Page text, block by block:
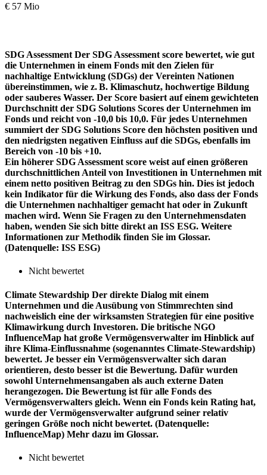
€ 57 Mio
SDG Assessment Der SDG Assessment score bewertet, wie gut
die Unternehmen in einem Fonds mit den Zielen für
nachhaltige Entwicklung (SDGs) der Vereinten Nationen
übereinstimmen, wie z. B. Klimaschutz, hochwertige Bildung
oder sauberes Wasser. Der Score basiert auf einem gewichteten
Durchschnitt der SDG Solutions Scores der Unternehmen im
Fonds und reicht von -10,0 bis 10,0. Für jedes Unternehmen
summiert der SDG Solutions Score den höchsten positiven und
den niedrigsten negativen Einfluss auf die SDGs, ebenfalls im
Bereich von -10 bis +10.
Ein höherer SDG Assessment score weist auf einen größeren
durchschnittlichen Anteil von Investitionen in Unternehmen mit
einem netto positiven Beitrag zu den SDGs hin. Dies ist jedoch
kein Indikator für die Wirkung des Fonds, also dass der Fonds
die Unternehmen nachhaltiger gemacht hat oder in Zukunft
machen wird. Wenn Sie Fragen zu den Unternehmensdaten
haben, wenden Sie sich bitte direkt an ISS ESG. Weitere
Informationen zur Methodik finden Sie im Glossar.
(Datenquelle: ISS ESG)
Nicht bewertet
Climate Stewardship Der direkte Dialog mit einem
Unternehmen und die Ausübung von Stimmrechten sind
nachweislich eine der wirksamsten Strategien für eine positive
Klimawirkung durch Investoren. Die britische NGO
InfluenceMap hat große Vermögensverwalter im Hinblick auf
ihre Klima-Einflussnahme (sogenanntes Climate-Stewardship)
bewertet. Je besser ein Vermögensverwalter sich daran
orientieren, desto besser ist die Bewertung. Dafür wurden
sowohl Unternehmensangaben als auch externe Daten
herangezogen. Die Bewertung ist für alle Fonds des
Vermögensverwalters gleich. Wenn ein Fonds kein Rating hat,
wurde der Vermögensverwalter aufgrund seiner relativ
geringen Größe noch nicht bewertet. (Datenquelle:
InfluenceMap) Mehr dazu im Glossar.
Nicht bewertet